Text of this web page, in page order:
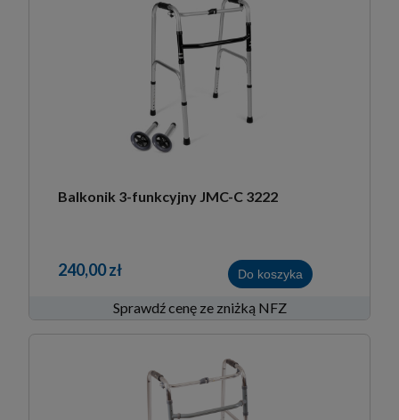
Balkonik 3-funkcyjny JMC-C 3222
240,00 zł Do koszyka
Sprawdź cenę ze zniżką NFZ